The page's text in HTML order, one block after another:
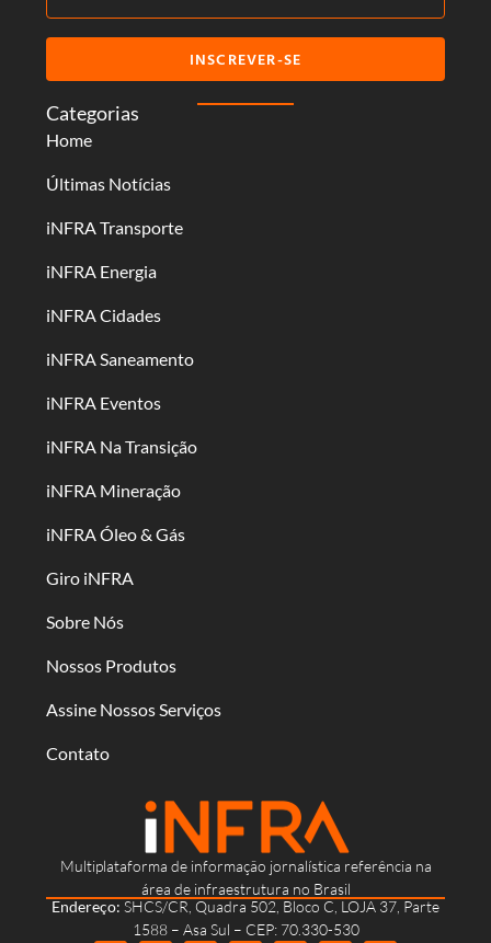
Multiplataforma de informação jornalística referência na
área de infraestrutura no Brasil
Endereço: SHCS/CR, Quadra 502, Bloco C, LOJA 37, Parte
1588 – Asa Sul – CEP: 70.330-530
Categorias
Home
Últimas Notícias
iNFRA Transporte
iNFRA Energia
iNFRA Cidades
iNFRA Saneamento
iNFRA Eventos
iNFRA Na Transição
iNFRA Mineração
iNFRA Óleo & Gás
Giro iNFRA
Sobre Nós
Nossos Produtos
Assine Nossos Serviços
Contato
INSCREVER-SE